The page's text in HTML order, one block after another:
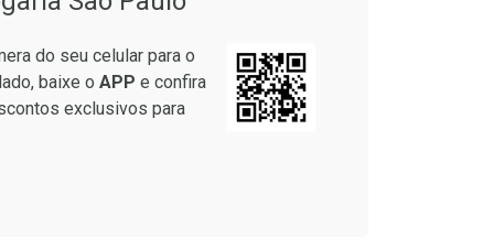
cada
cada
Por R$ 34,39/cada
Por R$ 34,39/cada
do seu celular para o
baixe o APP e confira
exclusivos para